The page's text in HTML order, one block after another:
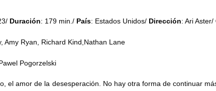
Duración: 179 min./ País: Estados Unidos/ Dirección: Ari Aster/
Amy Ryan, Richard Kind,Nathan Lane
Pogorzelski
el amor de la desesperación. No hay otra forma de continuar